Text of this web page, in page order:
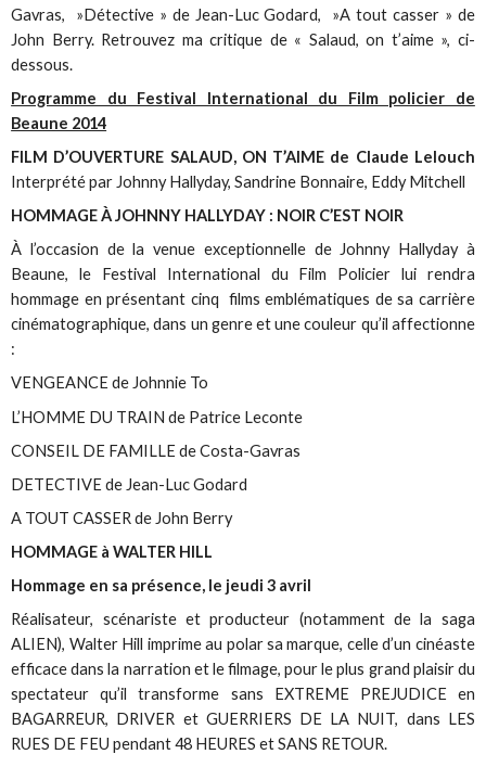
Gavras, »Détective » de Jean-Luc Godard, »A tout casser » de
John Berry. Retrouvez ma critique de « Salaud, on t’aime », ci-
dessous.
Programme du Festival International du Film policier de
Beaune 2014
FILM D’OUVERTURE SALAUD, ON T’AIME de Claude Lelouch
Interprété par Johnny Hallyday, Sandrine Bonnaire, Eddy Mitchell
HOMMAGE À JOHNNY HALLYDAY : NOIR C’EST NOIR
À l’occasion de la venue exceptionnelle de Johnny Hallyday à
Beaune, le Festival International du Film Policier lui rendra
hommage en présentant cinq films emblématiques de sa carrière
cinématographique, dans un genre et une couleur qu’il affectionne
:
VENGEANCE de Johnnie To
L’HOMME DU TRAIN de Patrice Leconte
CONSEIL DE FAMILLE de Costa-Gavras
DETECTIVE de Jean-Luc Godard
A TOUT CASSER de John Berry
HOMMAGE à WALTER HILL
Hommage en sa présence, le jeudi 3 avril
Réalisateur, scénariste et producteur (notamment de la saga
ALIEN), Walter Hill imprime au polar sa marque, celle d’un cinéaste
efficace dans la narration et le filmage, pour le plus grand plaisir du
spectateur qu’il transforme sans EXTREME PREJUDICE en
BAGARREUR, DRIVER et GUERRIERS DE LA NUIT, dans LES
RUES DE FEU pendant 48 HEURES et SANS RETOUR.